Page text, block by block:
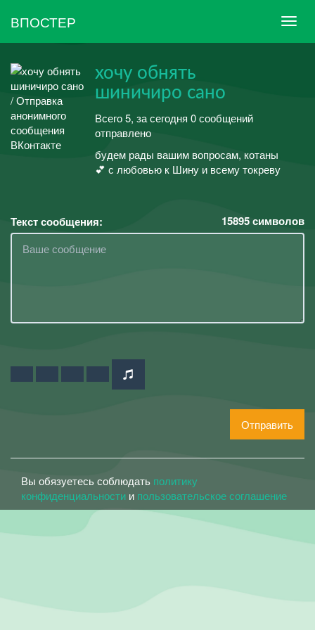
ВПОСТЕР
хочу обнять
шиничиро сано
Всего 5, за сегодня 0 сообщений
отправлено
будем рады вашим вопросам, котаны
💕 с любовью к Шину и всему токреву
Текст сообщения: 15895символов
Отправить
Вы обязуетесь соблюдать политику
конфиденциальности и пользовательское соглашение